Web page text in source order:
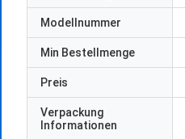
Modellnummer
Min Bestellmenge
Preis
Verpackung
Informationen